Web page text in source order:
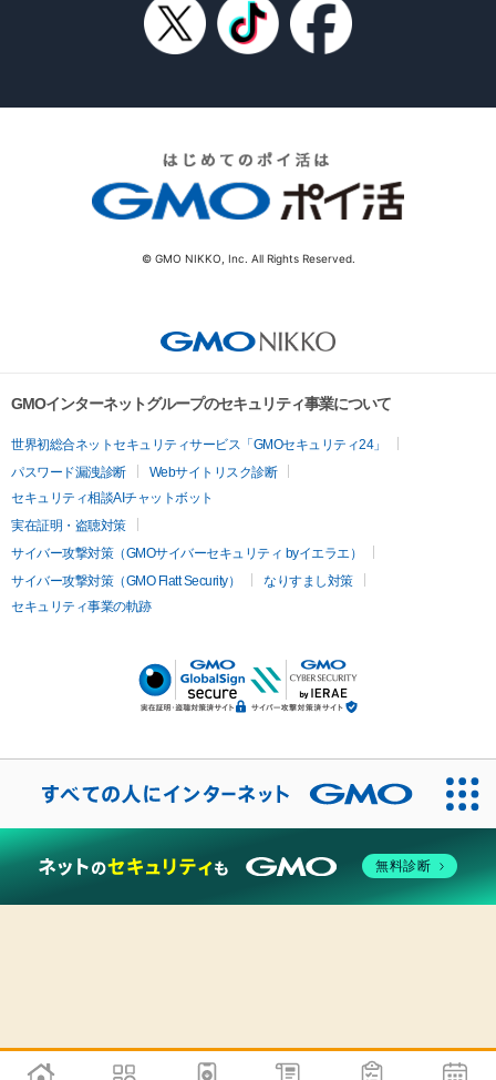
© GMO NIKKO, Inc. All Rights Reserved.
GMOインターネットグループのセキュリティ事業について
世界初総合ネットセキュリティサービス「GMOセキュリティ24」
パスワード漏洩診断
Webサイトリスク診断
セキュリティ相談AIチャットボット
実在証明・盗聴対策
サイバー攻撃対策（GMOサイバーセキュリティ byイエラエ）
サイバー攻撃対策（GMO Flatt Security）
なりすまし対策
セキュリティ事業の軌跡
無料診断